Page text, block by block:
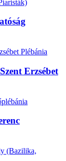
Erzsébet